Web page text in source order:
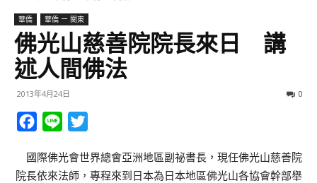
華僑 華僑 ー 関東
佛光山慈善院院長來日 講
述人間佛法
2013年4月24日 0
Facebook
Line
國際佛光會世界總會亞洲地區副祕書長，現任佛光山慈善院
院長依來法師，專程來到日本為日本地區佛光山各協會幹部舉